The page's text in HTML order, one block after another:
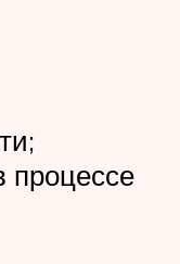
процессе